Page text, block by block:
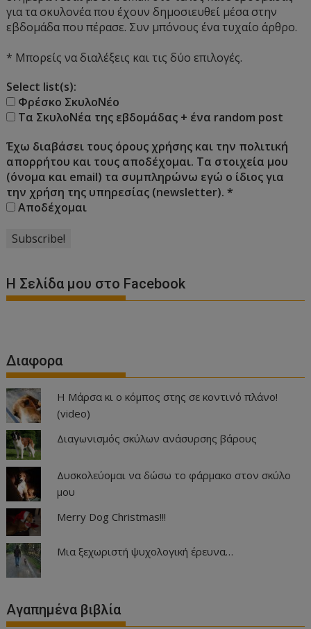
για τα σκυλονέα που έχουν δημοσιευθεί μέσα στην
εβδομάδα που πέρασε. Συν μπόνους ένα τυχαίο άρθρο.
* Μπορείς να διαλέξεις και τις δύο επιλογές.
Select list(s):
Φρέσκο ΣκυλοΝέο
Τα ΣκυλοΝέα της εβδομάδας + ένα random post
Έχω διαβάσει τους όρους χρήσης και την πολιτική
απορρήτου και τους αποδέχομαι. Τα στοιχεία μου
(όνομα και email) τα συμπληρώνω εγώ ο ίδιος για
την χρήση της υπηρεσίας (newsletter).*
Αποδέχομαι
Η Σελίδα μου στο Facebook
Διαφορα
Η Μάρσα κι ο κόμπος στης σε κοντινό πλάνο!
(video)
Διαγωνισμός σκύλων ανάσυρσης βάρους
Δυσκολεύομαι να δώσω το φάρμακο στον σκύλο
μου
Merry Dog Christmas!!!
Μια ξεχωριστή ψυχολογική έρευνα…
Αγαπημένα βιβλία